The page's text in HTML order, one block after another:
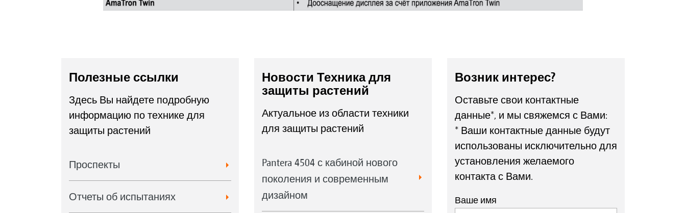
Полезные ссылки
Здесь Вы найдете подробную
информацию по технике для
защиты растений
Проспекты
Отчеты об испытаниях
Новости Техника для
защиты растений
Актуальное из области техники
для защиты растений
Pantera 4504 с кабиной нового
поколения и современным
дизайном
Возник интерес?
Оставьте свои контактные
данные*, и мы свяжемся с Вами:
* Ваши контактные данные будут
использованы исключительно для
установления желаемого
контакта с Вами.
Ваше имя